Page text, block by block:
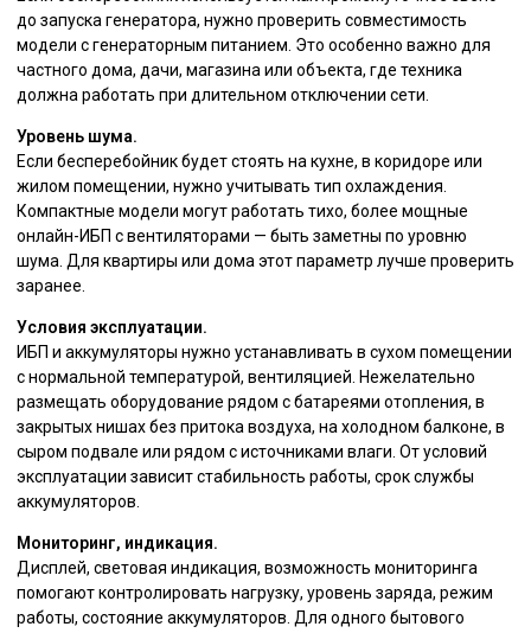
до запуска генератора, нужно проверить совместимость
модели с генераторным питанием. Это особенно важно для
частного дома, дачи, магазина или объекта, где техника
должна работать при длительном отключении сети.
Уровень шума.
Если бесперебойник будет стоять на кухне, в коридоре или
жилом помещении, нужно учитывать тип охлаждения.
Компактные модели могут работать тихо, более мощные
онлайн-ИБП с вентиляторами — быть заметны по уровню
шума. Для квартиры или дома этот параметр лучше проверить
заранее.
Условия эксплуатации.
ИБП и аккумуляторы нужно устанавливать в сухом помещении
с нормальной температурой, вентиляцией. Нежелательно
размещать оборудование рядом с батареями отопления, в
закрытых нишах без притока воздуха, на холодном балконе, в
сыром подвале или рядом с источниками влаги. От условий
эксплуатации зависит стабильность работы, срок службы
аккумуляторов.
Мониторинг, индикация.
Дисплей, световая индикация, возможность мониторинга
помогают контролировать нагрузку, уровень заряда, режим
работы, состояние аккумуляторов. Для одного бытового